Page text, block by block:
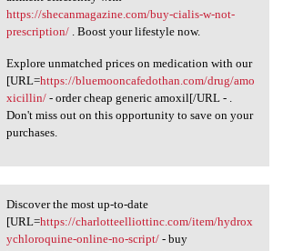
https://shecanmagazine.com/buy-cialis-w-not-
prescription/. Boost your lifestyle now.
Explore unmatched prices on medication with our
[URL=https://bluemooncafedothan.com/drug/amo
xicillin/- order cheap generic amoxil[/URL - .
Don't miss out on this opportunity to save on your
purchases.
the most up-to-date
Discover the most up-to-date
[URL=https://charlotteelliottinc.com/item/hydrox
ychloroquine-online-no-script/- buy